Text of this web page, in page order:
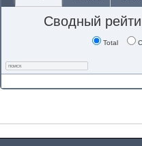
Сводный
Total